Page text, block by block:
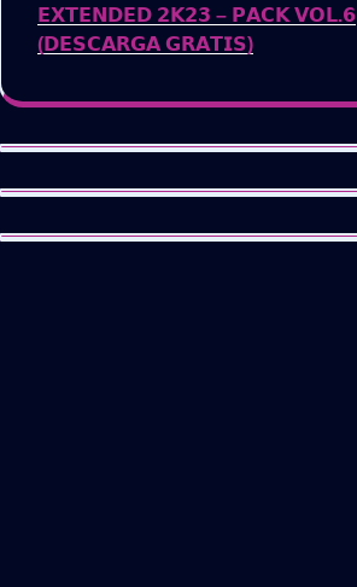
𝗘𝗫𝗧𝗘𝗡𝗗𝗘𝗗 𝟮𝗞𝟮𝟯 – 𝗣𝗔𝗖𝗞 𝗩𝗢𝗟.𝟲
(𝗗𝗘𝗦𝗖𝗔𝗥𝗚𝗔 𝗚𝗥𝗔𝗧𝗜𝗦)